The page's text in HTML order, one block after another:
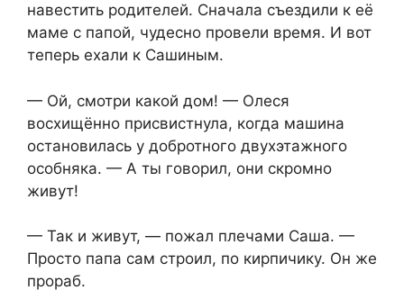
навестить родителей. Сначала съездили к её
маме с папой, чудесно провели время. И вот
теперь ехали к Сашиным.
— Ой, смотри какой дом! — Олеся
восхищённо присвистнула, когда машина
остановилась у добротного двухэтажного
особняка. — А ты говорил, они скромно
живут!
— Так и живут, — пожал плечами Саша. —
Просто папа сам строил, по кирпичику. Он же
прораб.